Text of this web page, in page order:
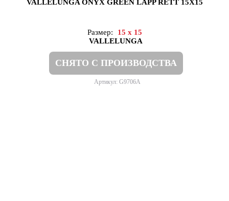
VALLELUNGA ONYX GREEN LAPP RETT 15X15
Размер:
15 x 15
VALLELUNGA
СНЯТО С ПРОИЗВОДСТВА
Артикул: G9706A